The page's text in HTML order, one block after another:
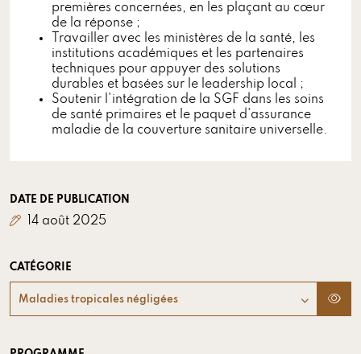
premières concernées, en les plaçant au cœur
de la réponse ;
Travailler avec les ministères de la santé, les
institutions académiques et les partenaires
techniques pour appuyer des solutions
durables et basées sur le leadership local ;
Soutenir l'intégration de la SGF dans les soins
de santé primaires et le paquet d'assurance
maladie de la couverture sanitaire universelle.
DATE DE PUBLICATION
14 août 2025
CATÉGORIE
Maladies tropicales négligées